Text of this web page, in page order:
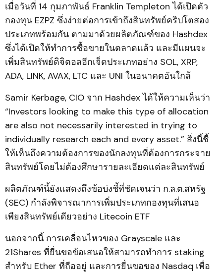
เมื่อวันที่ 14 กุมภาพันธ์ Franklin Templeton ได้เปิดตัว
กองทุน EZPZ ซึ่งง่ายต่อการเข้าถึงสินทรัพย์คริปโตสอง
ประเภทพร้อมกัน ตามมาด้วยผลิตภัณฑ์ของ Hashdex
ซึ่งได้เปิดให้ทำการซื้อขายในตลาดแล้ว และมีแผนจะ
เพิ่มสินทรัพย์ดิจิตอลอีกเจ็ดประเภทอย่าง SOL, XRP,
ADA, LINK, AVAX, LTC และ UNI ในอนาคตอันใกล้
Samir Kerbage, CIO จาก Hashdex ได้ให้ความเห็นว่า
“Investors looking to make this type of allocation
are also not necessarily interested in trying to
individually research each and every asset.” สิ่งนี้ชี้
ให้เห็นถึงความต้องการของนักลงทุนที่ต้องการกระจาย
สินทรัพย์โดยไม่ต้องศึกษารายละเอียดแต่ละสินทรัพย์
ผลิตภัณฑ์นี้ยังแสดงถึงข้อบ่งชี้ที่ชัดเจนว่า ก.ล.ต.สหรัฐ
(SEC) กำลังพิจารณาการเพิ่มประเภทกองทุนที่เสนอ
เพียงสินทรัพย์เดียวอย่าง Litecoin ETF
นอกจากนี้ การเคลื่อนไหวของ Grayscale และ
21Shares ที่ยื่นขอข้อเสนอให้สามารถทำการ staking
สำหรับ Ether ที่ถืออยู่ และการยื่นขอของ Nasdaq เพื่อ